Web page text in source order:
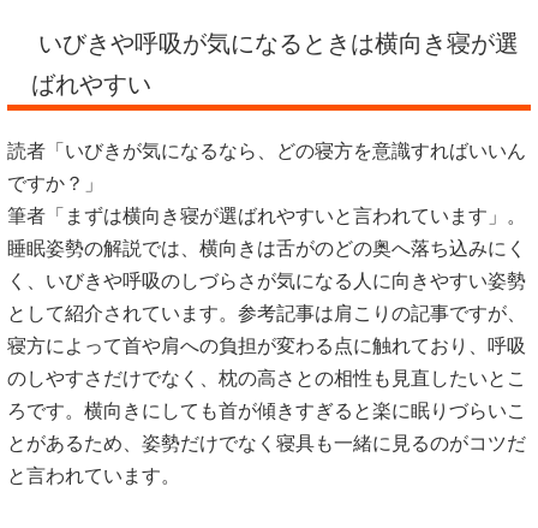
いびきや呼吸が気になるときは横向き寝が選
ばれやすい
読者「いびきが気になるなら、どの寝方を意識すればいいん
ですか？」
筆者「まずは横向き寝が選ばれやすいと言われています」。
睡眠姿勢の解説では、横向きは舌がのどの奥へ落ち込みにく
く、いびきや呼吸のしづらさが気になる人に向きやすい姿勢
として紹介されています。参考記事は肩こりの記事ですが、
寝方によって首や肩への負担が変わる点に触れており、呼吸
のしやすさだけでなく、枕の高さとの相性も見直したいとこ
ろです。横向きにしても首が傾きすぎると楽に眠りづらいこ
とがあるため、姿勢だけでなく寝具も一緒に見るのがコツだ
と言われています。